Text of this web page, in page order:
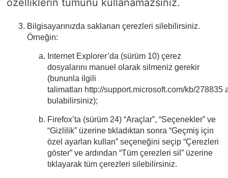
özelliklerin tümünü kullanamazsınız.
Bilgisayarınızda saklanan çerezleri silebilirsiniz.
Örneğin:
Internet Explorer’da (sürüm 10) çerez
dosyalarını manuel olarak silmeniz gerekir
(bununla ilgili
talimatları http://support.microsoft.com/kb/278835
bulabilirsiniz);
Firefox’ta (sürüm 24) “Araçlar”, “Seçenekler” ve
“Gizlilik” üzerine tıkladıktan sonra “Geçmiş için
özel ayarları kullan” seçeneğini seçip “Çerezleri
göster” ve ardından “Tüm çerezleri sil” üzerine
tıklayarak tüm çerezleri silebilirsiniz.